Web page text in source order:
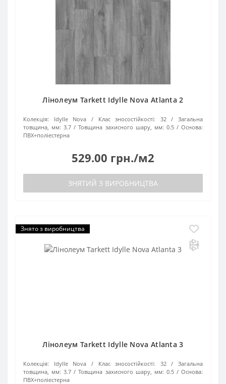
Лінолеум Tarkett Idylle Nova Atlanta 2
Колекція: Idylle Nova Клас зносостійкості: 32
Загальна
товщина, мм: 3.7 Товщина захисного шару, мм: 0.5
Основа:
ПВХ+поліестерна
529.00 грн./м2
ЗНЯТИЙ З ВИРОБНИЦТВА
Знято з виробництва
Лінолеум Tarkett Idylle Nova Atlanta 3
Колекція: Idylle Nova Клас зносостійкості: 32
Загальна
товщина, мм: 3.7 Товщина захисного шару, мм: 0.5
Основа:
ПВХ+поліестерна